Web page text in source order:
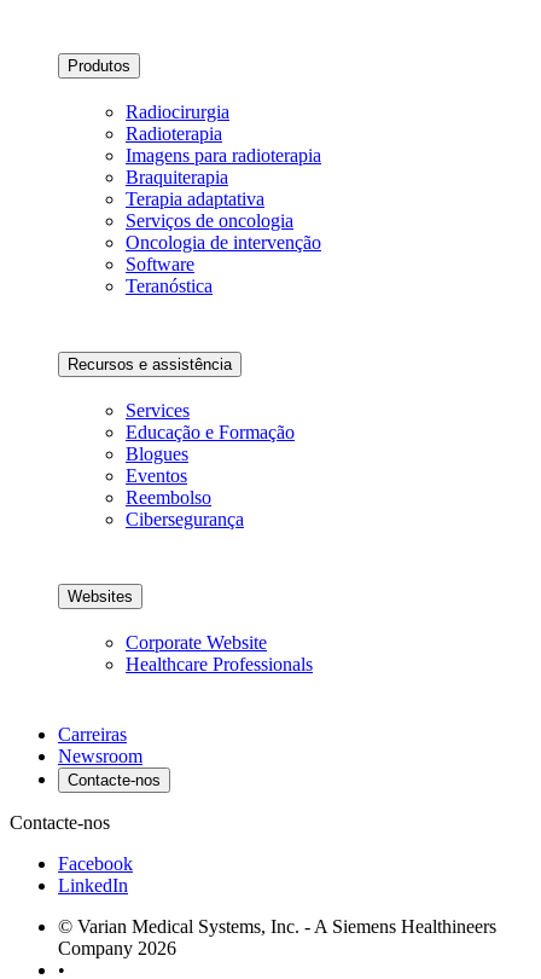
Produtos
Radiocirurgia
Radioterapia
Imagens para radioterapia
Braquiterapia
Terapia adaptativa
Serviços de oncologia
Oncologia de intervenção
Software
Teranóstica
Recursos e assistência
Services
Educação e Formação
Blogues
Eventos
Reembolso
Cibersegurança
Websites
Corporate Website
Healthcare Professionals
Carreiras
Newsroom
Contacte-nos
Contacte-nos
Facebook
LinkedIn
© Varian Medical Systems, Inc. - A Siemens Healthineers
Company 2026
•